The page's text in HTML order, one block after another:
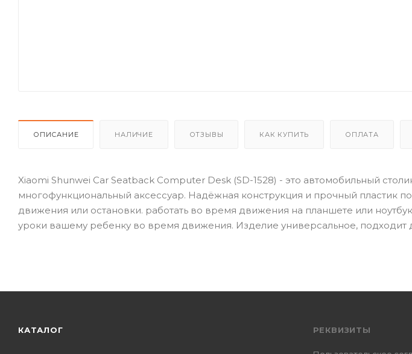
ОПИСАНИЕ НАЛИЧИЕ ОТЗЫВЫ КАК КУПИТЬ ОПЛАТА
Xiaomi Shunwei Car Seatback Computer Desk (SD-1528) - это автомобильный
многофункциональный аксессуар. Надёжная конструкция и прочный пластик
движения или остановки. работать во время движения на планшете или
уроки вашему ребенку во время движения. Изделие универсальное, подходит
КАТАЛОГ РЕКВИЗИТЫ